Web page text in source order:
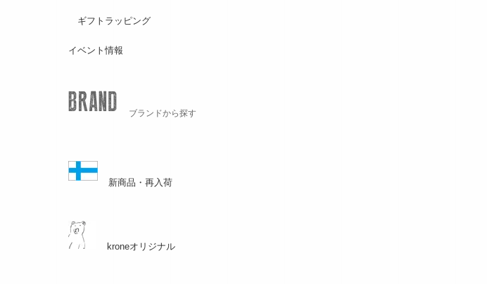
ギフトラッピング
イベント情報
ブランドから探す
新商品・再入荷
kroneオリジナル